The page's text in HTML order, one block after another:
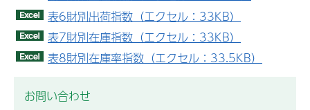
表6財別出荷指数（エクセル：33KB）
表7財別在庫指数（エクセル：33KB）
表8財別在庫率指数（エクセル：33.5KB）
お問い合わせ